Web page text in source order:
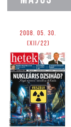
2008. 05. 30.
(XII/22)